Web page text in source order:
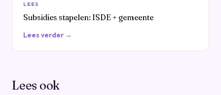
LEES
Subsidies stapelen: ISDE + gemeente
Lees verder →
Lees ook